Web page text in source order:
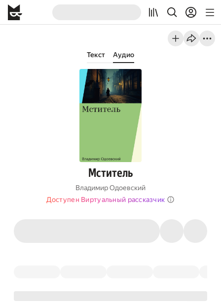
Текст Аудио
Мститель
Владимир Одоевский
Доступен Виртуальный рассказчик